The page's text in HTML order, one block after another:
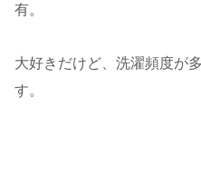
有。
大好きだけど、洗濯頻度が
す。